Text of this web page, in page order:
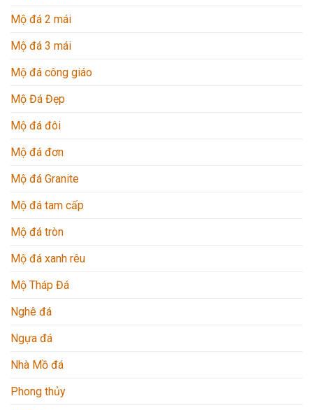
Mộ đá 2 mái
Mộ đá 3 mái
Mộ đá công giáo
Mộ Đá Đẹp
Mộ đá đôi
Mộ đá đơn
Mộ đá Granite
Mộ đá tam cấp
Mộ đá tròn
Mộ đá xanh rêu
Mộ Tháp Đá
Nghê đá
Ngựa đá
Nhà Mồ đá
Phong thủy